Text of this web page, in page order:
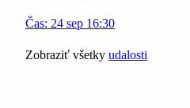
Čas: 24 sep 16:30
Zobraziť všetky udalosti